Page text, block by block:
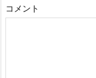
コメント